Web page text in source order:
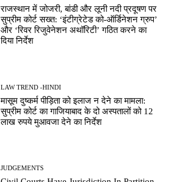
राजस्थान में जोजरी, बांडी और लूनी नदी प्रदूषण पर
सुप्रीम कोर्ट सख्त: ‘इंटीग्रेटेड को-ऑर्डिनेशन ग्रुप’
और ‘रिवर रिजुवेनेशन अथॉरिटी’ गठित करने का
दिया निर्देश
LAW TREND -HINDI
मासूम दुष्कर्म पीड़िता को इलाज न देने का मामला:
सुप्रीम कोर्ट का गाजियाबाद के दो अस्पतालों को 12
लाख रुपये मुआवजा देने का निर्देश
JUDGEMENTS